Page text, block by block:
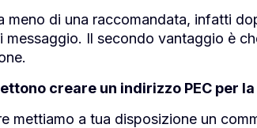
meno di una raccomandata, infatti
messaggio. Il secondo vantaggio è
creare un indirizzo PEC per
mettiamo a tua disposizione un